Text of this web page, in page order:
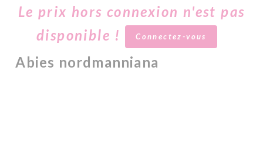
Le prix hors connexion n'est pas
disponible !
Connectez-vous
Abies nordmanniana